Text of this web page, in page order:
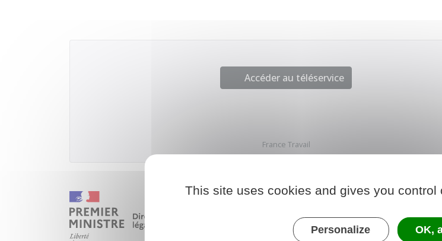
Accéder au téléservice
France Travail
This site uses cookies and gives you
Personalize OK,